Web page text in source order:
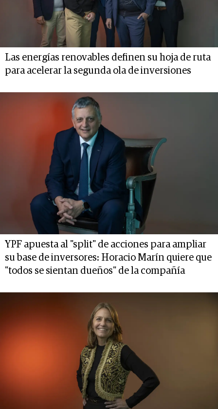
Las energías renovables definen su hoja de ruta
para acelerar la segunda ola de inversiones
YPF apuesta al "split" de acciones para ampliar
su base de inversores: Horacio Marín quiere que
"todos se sientan dueños" de la compañía